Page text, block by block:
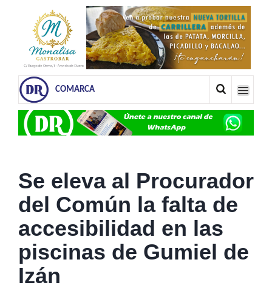
COMARCA
Se eleva al Procurador
del Común la falta de
accesibilidad en las
piscinas de Gumiel de
Izán